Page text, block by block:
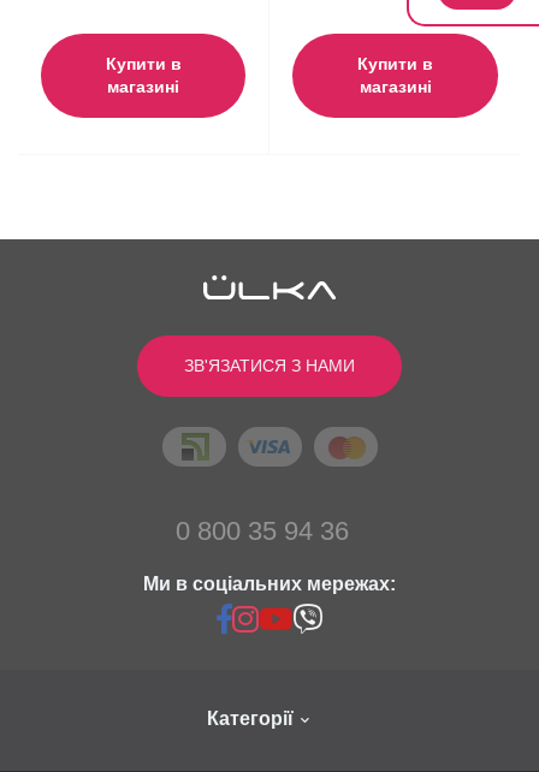
Купити в
магазині
Купити в
магазині
ЗВ'ЯЗАТИСЯ З НАМИ
Категорії
0 800 35 94 36
Ми в соціальних мережах: